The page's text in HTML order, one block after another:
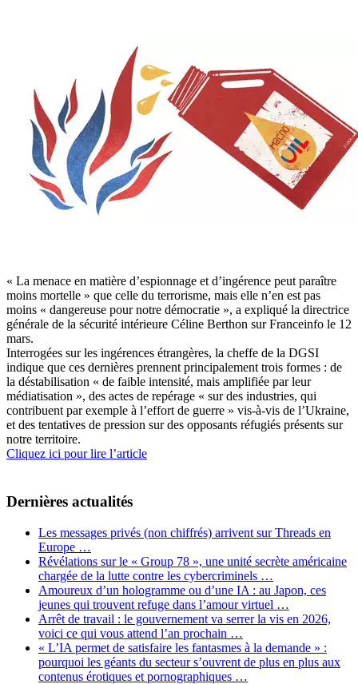
« La menace en matière d’espionnage et d’ingérence peut paraître
moins mortelle » que celle du terrorisme, mais elle n’en est pas
moins « dangereuse pour notre démocratie », a expliqué la directrice
générale de la sécurité intérieure Céline Berthon sur Franceinfo le 12
mars.
Interrogées sur les ingérences étrangères, la cheffe de la DGSI
indique que ces dernières prennent principalement trois formes : de
la déstabilisation « de faible intensité, mais amplifiée par leur
médiatisation », des actes de repérage « sur des industries, qui
contribuent par exemple à l’effort de guerre » vis-à-vis de l’Ukraine,
et des tentatives de pression sur des opposants réfugiés présents sur
notre territoire.
Cliquez ici pour lire l’article
Dernières actualités
Les messages privés (non chiffrés) arrivent sur Threads en
Europe …
Révélations sur le « Group 78 », une unité secrète américaine
chargée de la lutte contre les cybercriminels …
Amoureux d’un hologramme ou d’une IA : au Japon, ces
jeunes qui trouvent refuge dans l’amour virtuel …
Arrêt de travail : le gouvernement va serrer la vis en 2026,
voici ce qui vous attend l’an prochain …
« L’IA permet de satisfaire les fantasmes à la demande » :
pourquoi les géants du secteur s’ouvrent de plus en plus aux
contenus érotiques et pornographiques …